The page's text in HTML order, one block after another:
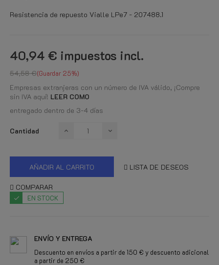
Resistencia de repuesto Vialle LPe7 - 207488.1
40,94 € impuestos incl.
54,58 € Guardar 25%
Empresas extranjeras con un número de IVA válido, ¡Compre
sin IVA aquí! LEER COMO
entregado dentro de 3-4 días
Cantidad
AÑADIR AL CARRITO LISTA DE DESEOS
COMPARAR
EN STOCK
ENVÍO Y ENTREGA
Descuento en envíos a partir de 150 € y descuento adicional
a partir de 250 €